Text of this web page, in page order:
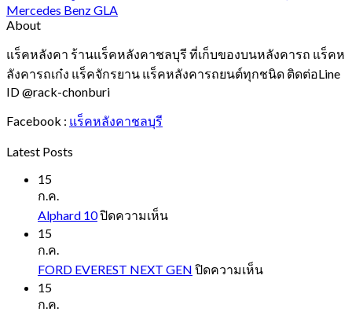
Mercedes Benz GLA
About
แร็คหลังคา ร้านแร็คหลังคาชลบุรี ที่เก็บของบนหลังคารถ แร็คห
ลังคารถเก๋ง แร็คจักรยาน แร็คหลังคารถยนต์ทุกชนิด ติดต่อLine
ID @rack-chonburi
Facebook : แร็คหลังคาชลบุรี
Latest Posts
15
ก.ค.
Alphard 10ปิดความเห็นบน
15
ก.ค.
FORD EVEREST NEXT GEN ปิดความเห็นบน
15
ก.ค.